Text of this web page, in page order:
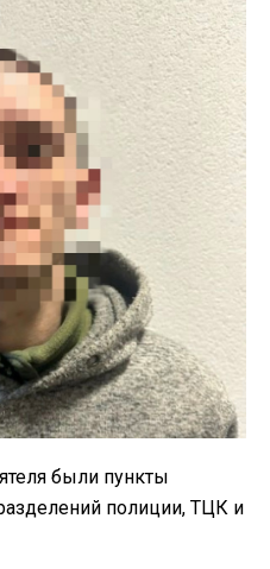
были пункты
полиции, ТЦК и